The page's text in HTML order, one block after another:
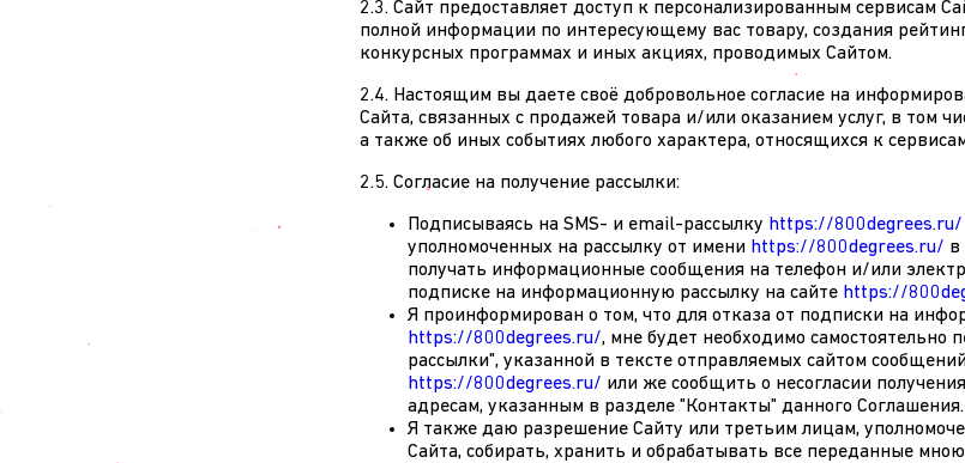
2.3. Сайт предоставляет доступ к персонализированным сервисам
полной информации по интересующему вас товару, создания
конкурсных программах и иных акциях, проводимых Сайтом.
2.4. Настоящим вы даете своё добровольное согласие на
Сайта, связанных с продажей товара и/или оказанием услуг, в том
а также об иных событиях любого характера, относящихся к
2.5. Согласие на получение рассылки:
Подписываясь на SMS- и email-рассылку https://800degrees.ru/
уполномоченных на рассылку от имени https://800degrees.ru/ в
получать информационные сообщения на телефон и/или
подписке на информационную рассылку на сайте https://
Я проинформирован о том, что для отказа от подписки на
https://800degrees.ru/, мне будет необходимо самостоятельно
рассылки", указанной в тексте отправляемых сайтом
https://800degrees.ru/ или же сообщить о несогласии
адресам, указанным в разделе "Контакты" данного Соглашения.
Я также даю разрешение Сайту или третьим лицам,
Сайта, собирать, хранить и обрабатывать все переданные